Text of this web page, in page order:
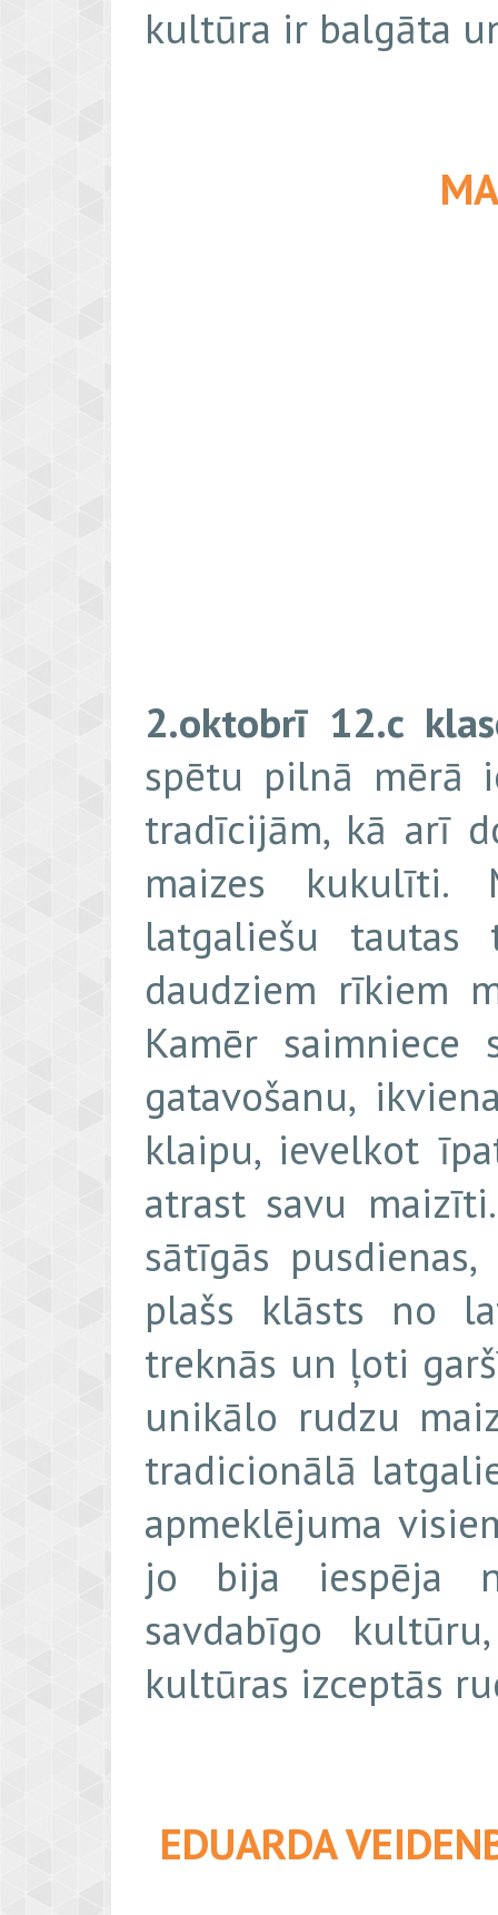
kultūra ir balgāta
2.oktobrī 12.c
spētu pilnā mērā
tradīcijām, kā arī
maizes kukulīti.
latgaliešu
daudziem rīkiem
Kamēr
gatavošanu,
klaipu, ievelkot
atrast savu
sātīgās
plašs klāsts no
treknās un ļoti
unikālo rudzu
tradicionālā
apmeklējuma
jo bija iespēja
savdabīgo
kultūras izceptās
EDUARDA